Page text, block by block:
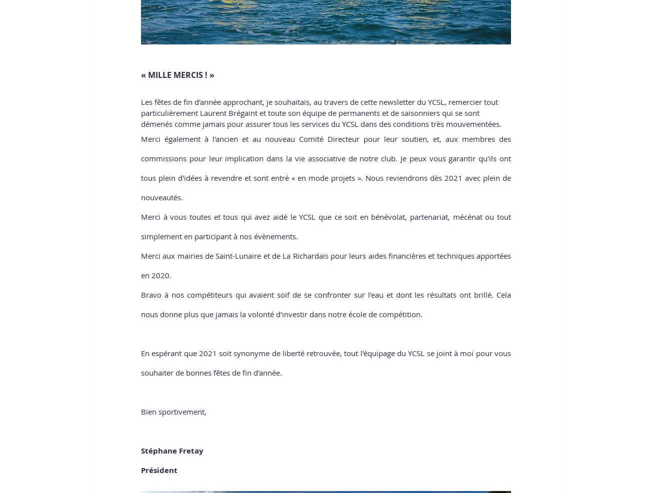
« MILLE MERCIS ! »
Les fêtes de fin d'année approchant, je souhaitais, au travers de cette newsletter du YCSL, remercier tout
particulièrement Laurent Brégaint et toute son équipe de permanents et de saisonniers qui se sont
démenés comme jamais pour assurer tous les services du YCSL dans des conditions très mouvementées.
Merci également à l'ancien et au nouveau Comité Directeur pour leur soutien, et, aux membres des
commissions pour leur implication dans la vie associative de notre club. Je peux vous garantir qu'ils ont
tous plein d'idées à revendre et sont entré « en mode projets ». Nous reviendrons dès 2021 avec plein de
nouveautés.
Merci à vous toutes et tous qui avez aidé le YCSL que ce soit en bénévolat, partenariat, mécénat ou tout
simplement en participant à nos évènements.
Merci aux mairies de Saint-Lunaire et de La Richardais pour leurs aides financières et techniques apportées
en 2020.
Bravo à nos compétiteurs qui avaient soif de se confronter sur l'eau et dont les résultats ont brillé. Cela
nous donne plus que jamais la volonté d'investir dans notre école de compétition.
En espérant que 2021 soit synonyme de liberté retrouvée, tout l'équipage du YCSL se joint à moi pour vous
souhaiter de bonnes fêtes de fin d'année.
Bien sportivement,
Stéphane Fretay
Président